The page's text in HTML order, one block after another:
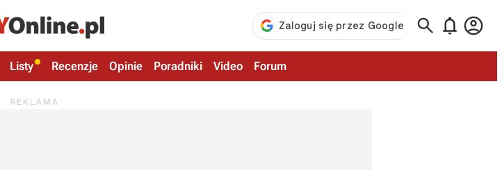
  
Listy Recenzje Opinie Poradniki Video Forum